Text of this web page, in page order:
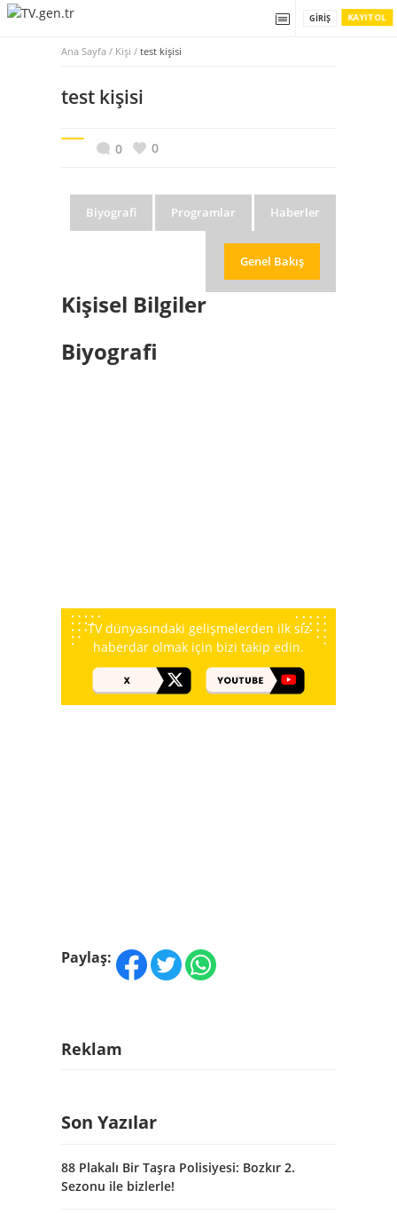
KAYIT OL
GIRIŞ
Ana Sayfa / Kişi / test kişisi
test kişisi
0 0
Haberler
Programlar
Biyografi
Genel Bakış
Kişisel Bilgiler
Biyografi
TV dünyasındaki gelişmelerden ilk siz
haberdar olmak için bizi takip edin.
Paylaş:
Reklam
Son Yazılar
88 Plakalı Bir Taşra Polisiyesi: Bozkır 2.
Sezonu ile bizlerle!